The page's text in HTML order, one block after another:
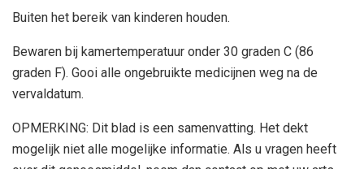
Buiten het bereik van kinderen houden.
Bewaren bij kamertemperatuur onder 30 graden C (86
graden F). Gooi alle ongebruikte medicijnen weg na de
vervaldatum.
OPMERKING: Dit blad is een samenvatting. Het dekt
mogelijk niet alle mogelijke informatie. Als u vragen heeft